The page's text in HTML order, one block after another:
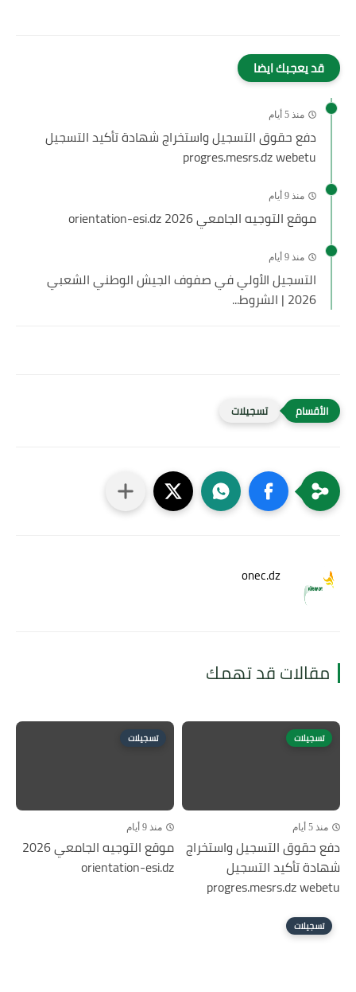
قد يعجبك ايضا
منذ 5 أيام
دفع حقوق التسجيل واستخراج شهادة تأكيد التسجيل
progres.mesrs.dz webetu
منذ 9 أيام
موقع التوجيه الجامعي 2026 orientation-esi.dz
منذ 9 أيام
التسجيل الأولي في صفوف الجيش الوطني الشعبي
2026 | الشروط...
تسجيلات
onec.dz
مقالات قد تهمك
تسجيلات
منذ 5 أيام
دفع حقوق التسجيل واستخراج
شهادة تأكيد التسجيل
progres.mesrs.dz webetu
تسجيلات
منذ 9 أيام
موقع التوجيه الجامعي 2026
orientation-esi.dz
تسجيلات